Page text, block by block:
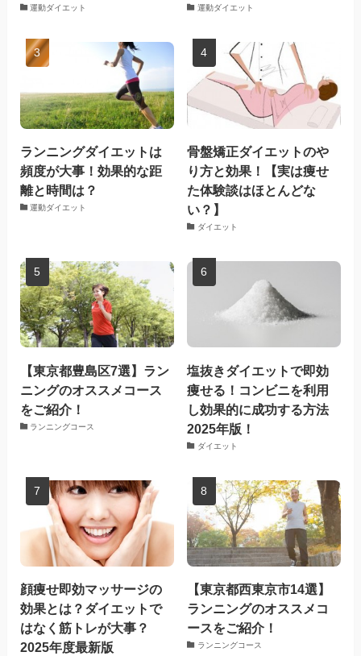
運動ダイエット 運動ダイエット
ランニングダイエットは
頻度が大事！効果的な距
離と時間は？
運動ダイエット
骨盤矯正ダイエットのや
り方と効果！【実は痩せ
た体験談はほとんどな
い？】
ダイエット
【東京都豊島区7選】ラン
ニングのオススメコース
をご紹介！
ランニングコース
塩抜きダイエットで即効
痩せる！コンビニを利用
し効果的に成功する方法
2025年版！
ダイエット
顔痩せ即効マッサージの
効果とは？ダイエットで
はなく筋トレが大事？
2025年度最新版
【東京都西東京市14選】
ランニングのオススメコ
ースをご紹介！
ランニングコース